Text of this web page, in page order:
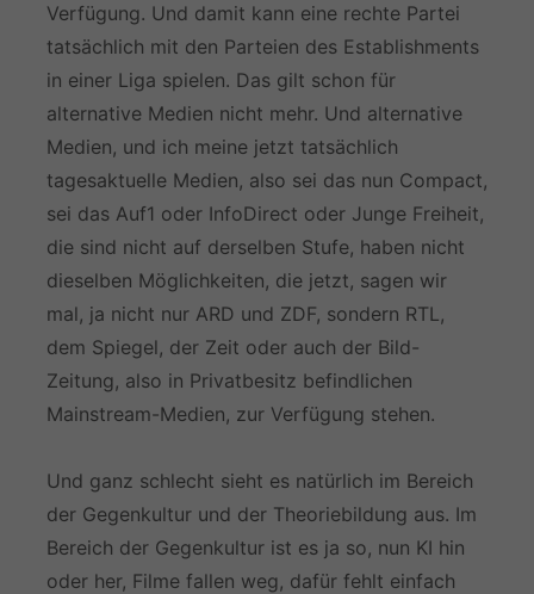
Verfügung. Und damit kann eine rechte Partei
tatsächlich mit den Parteien des Establishments
in einer Liga spielen. Das gilt schon für
alternative Medien nicht mehr. Und alternative
Medien, und ich meine jetzt tatsächlich
tagesaktuelle Medien, also sei das nun Compact,
sei das Auf1 oder InfoDirect oder Junge Freiheit,
die sind nicht auf derselben Stufe, haben nicht
dieselben Möglichkeiten, die jetzt, sagen wir
mal, ja nicht nur ARD und ZDF, sondern RTL,
dem Spiegel, der Zeit oder auch der Bild-
Zeitung, also in Privatbesitz befindlichen
Mainstream-Medien, zur Verfügung stehen.
Und ganz schlecht sieht es natürlich im Bereich
der Gegenkultur und der Theoriebildung aus. Im
Bereich der Gegenkultur ist es ja so, nun KI hin
oder her, Filme fallen weg, dafür fehlt einfach